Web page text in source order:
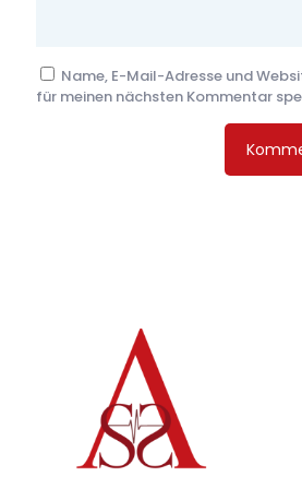
Name, E-Mail-Adresse und
für meinen nächsten Kommentar